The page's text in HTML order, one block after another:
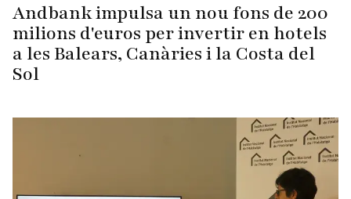
Andbank impulsa un nou fons de 200
milions d'euros per invertir en hotels
a les Balears, Canàries i la Costa del
Sol